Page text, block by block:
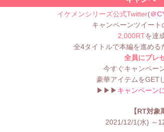
イケメンシリーズ公式Twitter(＠
キャンペーンツイー
2,000RTを達
全4タイトルで本編を進める
全員にプレ
今すぐキャンペー
豪華アイテムをGET
▶▶▶ キャンペーン
【RT対象
2021/12/1(水) ～